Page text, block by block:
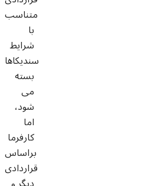
متناسب
با
شرایط
سندیکاها
بسته
می
شود،
اما
کارفرما
براساس
قراردادی